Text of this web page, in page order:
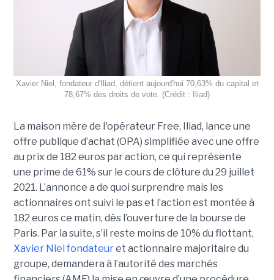
Xavier Niel, fondateur d'Iliad, détient aujourd'hui 70,63% du capital et
78,67% des droits de vote. (Crédit : Iliad)
La maison mère de l'opérateur Free, Iliad, lance une
offre publique d’achat (OPA) simplifiée avec une offre
au prix de 182 euros par action, ce qui représente
une prime de 61% sur le cours de clôture du 29 juillet
2021. L’annonce a de quoi surprendre mais les
actionnaires ont suivi le pas et l’action est montée à
182 euros ce matin, dès l’ouverture de la bourse de
Paris. Par la suite, s’il reste moins de 10% du flottant,
Xavier Niel fondateuret actionnaire majoritaire du
groupe, demandera à l’autorité des marchés